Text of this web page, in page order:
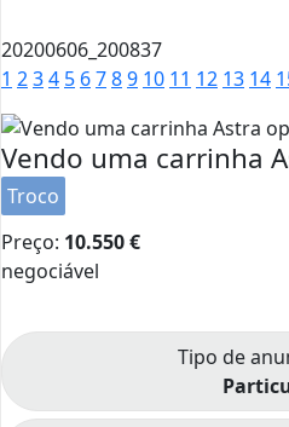
20200606_200837
1 234 5 6789 10 11 12 13 14
Vendo uma carrinha
Troco
Preço: 10.550€
negociável
Tipo de